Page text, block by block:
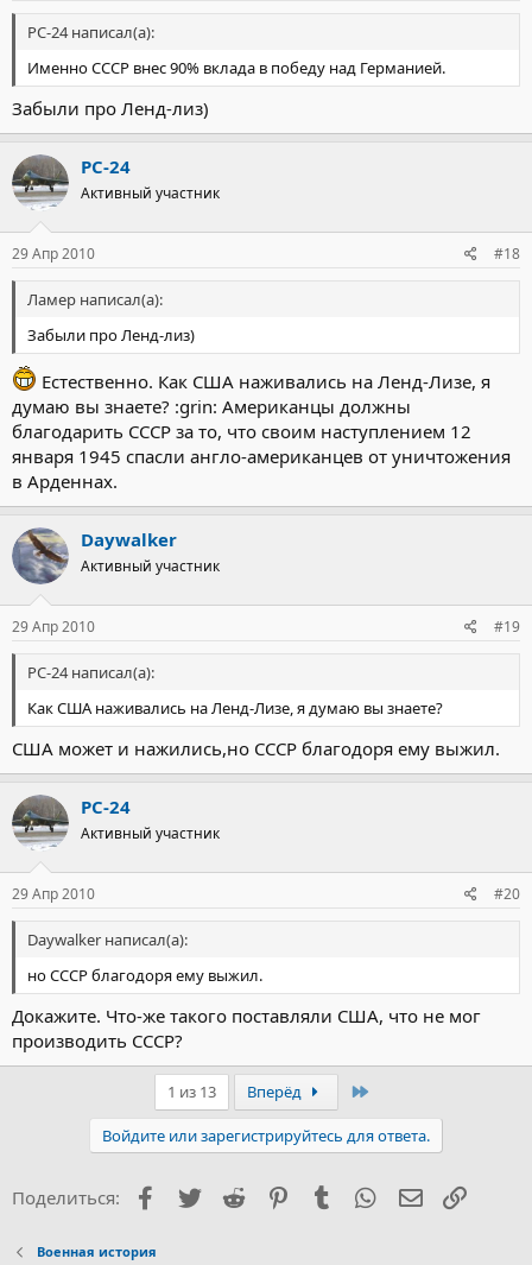
РС-24 написал(а):
Именно СССР внес 90% вклада в победу над Германией.
Забыли про Ленд-лиз)
РС-24
Активный участник
29 Апр 2010 #18
Ламер написал(а):
Забыли про Ленд-лиз)
Естественно. Как США наживались на Ленд-Лизе, я
думаю вы знаете? :grin: Американцы должны
благодарить СССР за то, что своим наступлением 12
января 1945 спасли англо-американцев от уничтожения
в Арденнах.
Daywalker
Активный участник
29 Апр 2010 #19
РС-24 написал(а):
Как США наживались на Ленд-Лизе, я думаю вы знаете?
США может и нажились,но СССР благодоря ему выжил.
РС-24
Активный участник
29 Апр 2010 #20
Daywalker написал(а):
но СССР благодоря ему выжил.
Докажите. Что-же такого поставляли США, что не мог
производить СССР?
1 из 13 Вперёд
Войдите или зарегистрируйтесь для ответа.
Поделиться: Facebook
Twitter Reddit PinterestTumblr WhatsApp
Военная история